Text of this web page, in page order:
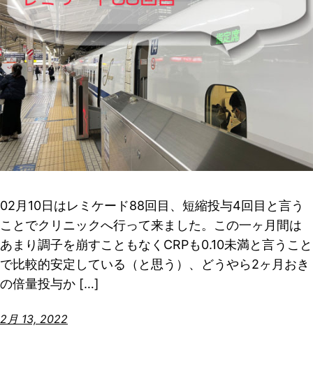
02月10日はレミケード88回目、短縮投与4回目と言う
ことでクリニックへ行って来ました。この一ヶ月間は
あまり調子を崩すこともなくCRPも0.10未満と言うこと
で比較的安定している（と思う）、どうやら2ヶ月おき
の倍量投与か […]
2月 13, 2022